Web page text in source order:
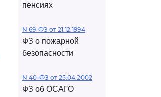
пенсиях
N 69-ФЗ от 21.12.1994
ФЗ о пожарной
безопасности
N 40-ФЗ от 25.04.2002
ФЗ об ОСАГО